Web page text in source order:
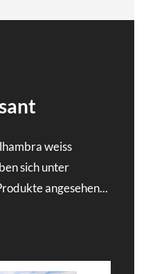
weiss
sich unter
angesehen...